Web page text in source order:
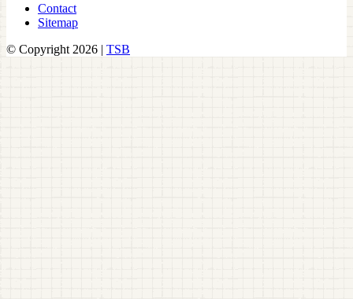
Contact
Sitemap
© Copyright 2026 | TSB